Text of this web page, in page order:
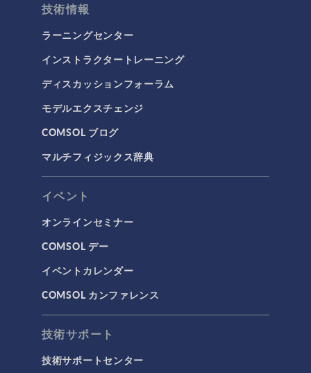
技術情報
ラーニングセンター
インストラクタートレーニング
ディスカッションフォーラム
モデルエクスチェンジ
COMSOL ブログ
マルチフィジックス辞典
イベント
オンラインセミナー
COMSOL デー
イベントカレンダー
COMSOL カンファレンス
技術サポート
技術サポートセンター